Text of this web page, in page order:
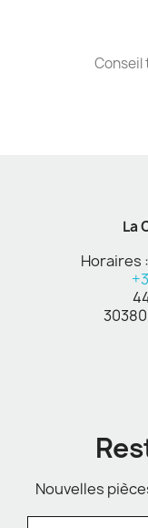
Conseil
La
Horaires
Nouvelles